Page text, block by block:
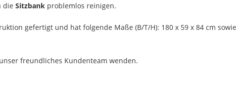
die Sitzbank problemlos reinigen.
gefertigt und hat folgende Maße (B/T/H): 180 x 59 x 84 cm
freundliches Kundenteam wenden.